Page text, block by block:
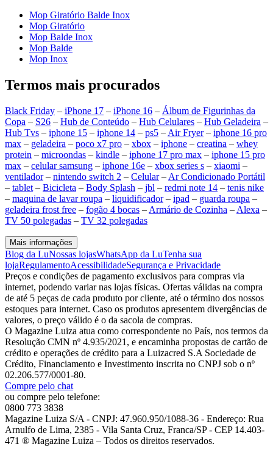
Mop Giratório Balde Inox
Mop Giratório
Mop Balde Inox
Mop Balde
Mop Inox
Termos mais procurados
Black Friday – iPhone 17 – iPhone 16 – Álbum de Figurinhas da
Copa – S26 – Hub de Conteúdo – Hub Celulares – Hub Geladeira –
Hub Tvs – iphone 15 – iphone 14 – ps5 – Air Fryer– iphone 16 pro
max – geladeira – poco x7 pro – xbox – iphone – creatina – whey
protein – microondas – kindle – iphone 17 pro max – iphone 15 pro
max – celular samsung – iphone 16e – xbox series s – xiaomi –
ventilador– nintendo switch 2 – Celular– Ar Condicionado Portátil
– tablet – Bicicleta – Body Splash – jbl – redmi note 14 – tenis nike
– maquina de lavar roupa – liquidificador– ipad – guarda roupa –
geladeira frost free – fogão 4 bocas – Armário de Cozinha – Alexa –
TV 50 polegadas – TV 32 polegadas
Mais informações
Blog da LuNossas lojasWhatsApp da LuTenha sua
lojaRegulamentoAcessibilidadeSegurança e Privacidade
Preços e condições de pagamento exclusivos para compras via
internet, podendo variar nas lojas físicas. Ofertas válidas na compra
de até 5 peças de cada produto por cliente, até o término dos nossos
estoques para internet. Caso os produtos apresentem divergências de
valores, o preço válido é o da sacola de compras.
O Magazine Luiza atua como correspondente no País, nos termos da
Resolução CMN nº 4.935/2021, e encaminha propostas de cartão de
crédito e operações de crédito para a Luizacred S.A Sociedade de
Crédito, Financiamento e Investimento inscrita no CNPJ sob o nº
02.206.577/0001-80.
Compre pelo chat
ou compre pelo telefone:
0800 773 3838
Magazine Luiza S/A - CNPJ: 47.960.950/1088-36 - Endereço: Rua
Arnulfo de Lima, 2385 - Vila Santa Cruz, Franca/SP - CEP 14.403-
471 ® Magazine Luiza – Todos os direitos reservados.